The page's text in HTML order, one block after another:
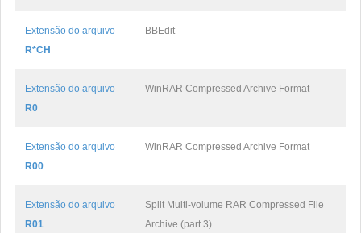
Extensão do arquivo
R*CH
BBEdit
Extensão do arquivo
R0
WinRAR Compressed Archive Format
Extensão do arquivo
R00
WinRAR Compressed Archive Format
Extensão do arquivo
R01
Split Multi-volume RAR Compressed File
Archive (part 3)